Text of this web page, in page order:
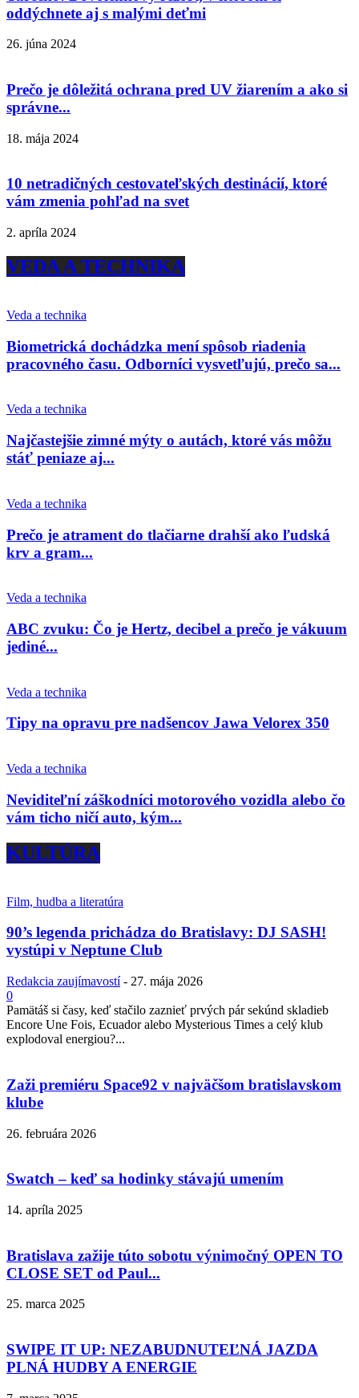
oddýchnete aj s malými deťmi
26. júna 2024
Prečo je dôležitá ochrana pred UV žiarením a ako si
správne...
18. mája 2024
10 netradičných cestovateľských destinácií, ktoré
vám zmenia pohľad na svet
2. apríla 2024
VEDA A TECHNIKA
Veda a technika
Biometrická dochádzka mení spôsob riadenia
pracovného času. Odborníci vysvetľujú, prečo sa...
Veda a technika
Najčastejšie zimné mýty o autách, ktoré vás môžu
stáť peniaze aj...
Veda a technika
Prečo je atrament do tlačiarne drahší ako ľudská
krv a gram...
Veda a technika
ABC zvuku: Čo je Hertz, decibel a prečo je vákuum
jediné...
Veda a technika
Tipy na opravu pre nadšencov Jawa Velorex 350
Veda a technika
Neviditeľní záškodníci motorového vozidla alebo čo
vám ticho ničí auto, kým...
KULTÚRA
Film, hudba a literatúra
90’s legenda prichádza do Bratislavy: DJ SASH!
vystúpi v Neptune Club
Redakcia zaujímavostí - 27. mája 2026
0
Pamätáš si časy, keď stačilo zaznieť prvých pár sekúnd skladieb
Encore Une Fois, Ecuador alebo Mysterious Times a celý klub
explodoval energiou?...
Zaži premiéru Space92 v najväčšom bratislavskom
klube
26. februára 2026
Swatch – keď sa hodinky stávajú umením
14. apríla 2025
Bratislava zažije túto sobotu výnimočný OPEN TO
CLOSE SET od Paul...
25. marca 2025
SWIPE IT UP: NEZABUDNUTEĽNÁ JAZDA
PLNÁ HUDBY A ENERGIE